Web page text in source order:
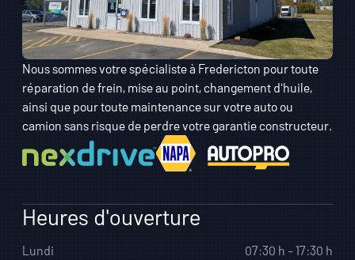
Nous sommes votre spécialiste à Fredericton pour toute
réparation de frein, mise au point, changement d'huile,
ainsi que pour toute maintenance sur votre auto ou
camion sans risque de perdre votre garantie constructeur.
Heures d'ouverture
Lundi
07:30 h - 17:30 h